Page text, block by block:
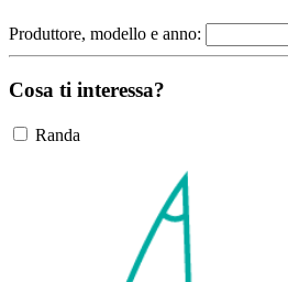
Produttore, modello e anno:
Cosa ti interessa?
Randa